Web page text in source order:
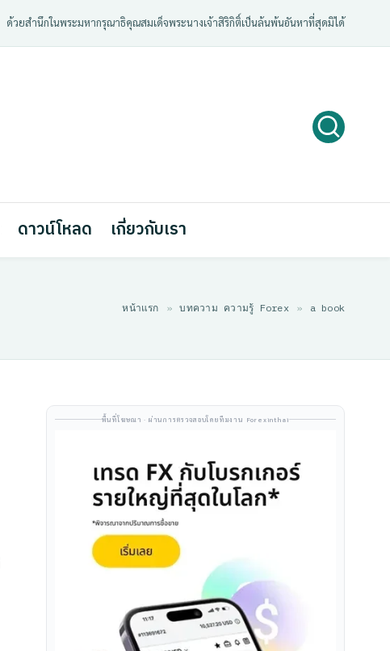
ด้วยสํานึกในพระมหากรุณาธิคุณสมเด็จพระนางเจ้าสิริกิติ์เป็นล้นพ้นอันหาที่สุดมิได้
ดาวน์โหลด เกี่ยวกับเรา
หน้าแรก » บทความ ความรู้ Forex » a book
พื้นที่โฆษณา · ผ่านการตรวจสอบโดยทีมงาน Forexinthai